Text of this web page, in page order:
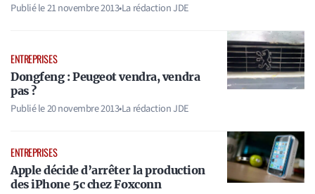
Publié le21 novembre 2013•La rédaction JDE
ENTREPRISES
Dongfeng : Peugeot vendra, vendra
pas ?
Publié le20 novembre 2013•La rédaction JDE
ENTREPRISES
Apple décide d’arrêter la production
des iPhone 5c chez Foxconn